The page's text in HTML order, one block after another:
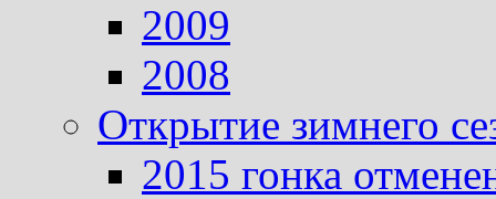
2009
2008
Открытие зимнего
2015 гонка